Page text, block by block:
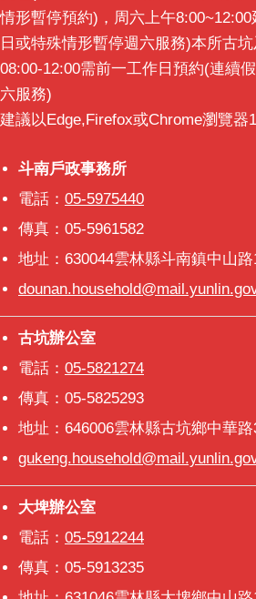
情形暫停預約)，周六上午
日或特殊情形暫停週六服務)本所古
08:00-12:00需前一工作日預約(連續
六服務)
建議以Edge,Firefox或Chrome瀏覽器
斗南戶政事務所
斗南戶政事務所
電話： 05-5975440
傳真：05-5961582
地址：630044雲林縣斗南鎮中山
古坑辦公室
古坑辦公室
電話： 05-5821274
傳真：05-5825293
地址：646006雲林縣古坑鄉中華
大埤辦公室
大埤辦公室
電話： 05-5912244
傳真：05-5913235